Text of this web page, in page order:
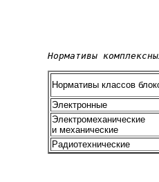
Нормативы
Нормативы классов
Электронные
Электромеханические
и механические
Радиотехнические